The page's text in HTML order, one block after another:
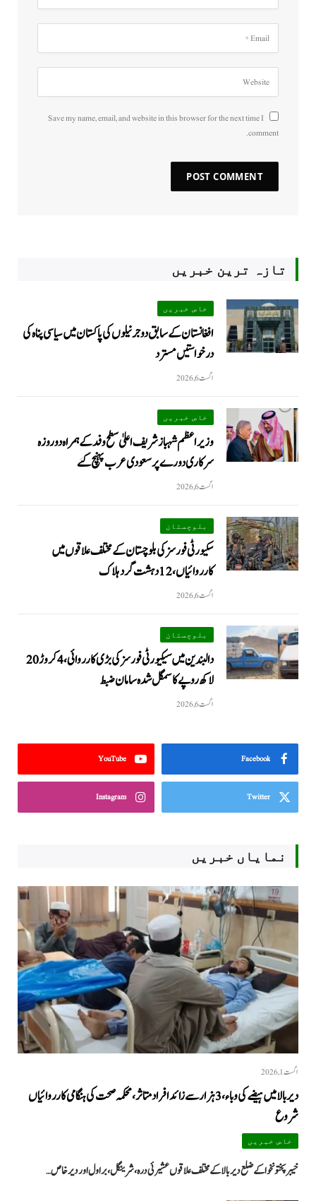
Save my name, email, and website in this browser for the next time I
comment.
تازہ ترین خبریں
خاص خبریں
افغانستان کے سابق دو جرنیلوں کی پاکستان میں سیاسی پناہ کی
درخواستیں مسترد
اگست 6, 2026
خاص خبریں
وزیراعظم شہبازشریف اعلیٰ سطح وفد کے ہمراہ دو روزه
سرکاری دورے پر سعودی عرب پہنچ گئے
اگست 6, 2026
بلوچستان
سکیورٹی فورسز کی بلوچستان کے مختلف علاقوں میں
کارروائیاں ، 12 دہشت گرد ہلاک
اگست 6, 2026
بلوچستان
دالبندین میں سیکیورٹی فورسز کی بڑی کارروائی، 4 کروڑ 20
لاکھ روپے کا سمگل شدہ سامان ضبط
اگست 6, 2026
Facebook
YouTube
Twitter
Instagram
نمایاں خبریں
اگست 1, 2026
دیر بالا میں ہیضے کی وباء، 3 ہزار سے زائد افراد متاثر، محکمہ صحت کی ہنگامی کارروائیاں
شروع
خاص خبریں
خیبرپختونخوا کے ضلع دیر بالا کے مختلف علاقوں عشیرئی درہ، شرینگل، براول اور دیر خاص…